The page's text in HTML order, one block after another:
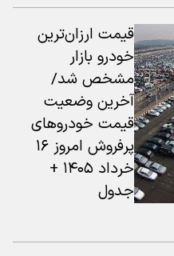
قیمت ارزان‌ترین
خودرو بازار
مشخص شد/
آخرین وضعیت
قیمت خودروهای
پرفروش امروز ۱۶
خرداد ۱۴۰۵ +
جدول